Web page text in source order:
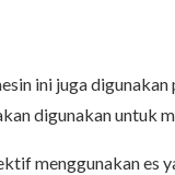
ini juga
digunakan untuk
menggunakan es